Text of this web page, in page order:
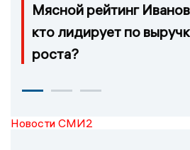
Мясной рейтинг
кто лидирует по
роста?
Новости СМИ2